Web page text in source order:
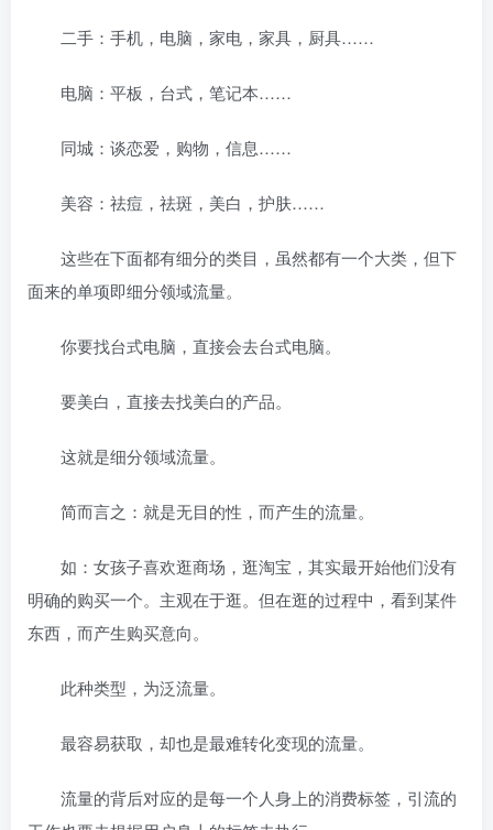
二手：手机，电脑，家电，家具，厨具……
电脑：平板，台式，笔记本……
同城：谈恋爱，购物，信息……
美容：祛痘，祛斑，美白，护肤……
这些在下面都有细分的类目，虽然都有一个大类，但下
面来的单项即细分领域流量。
你要找台式电脑，直接会去台式电脑。
要美白，直接去找美白的产品。
这就是细分领域流量。
简而言之：就是无目的性，而产生的流量。
如：女孩子喜欢逛商场，逛淘宝，其实最开始他们没有
明确的购买一个。主观在于逛。但在逛的过程中，看到某件
东西，而产生购买意向。
此种类型，为泛流量。
最容易获取，却也是最难转化变现的流量。
流量的背后对应的是每一个人身上的消费标签，引流的